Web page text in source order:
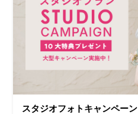
スタジオフォトキャンペーン